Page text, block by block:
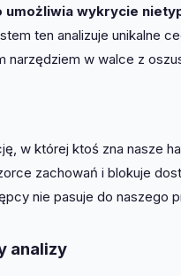
umożliwia wykrycie
ten analizuje unikalne
narzędziem w walce z
w której ktoś zna nasze
zachowań i blokuje
nie pasuje do naszego
analizy